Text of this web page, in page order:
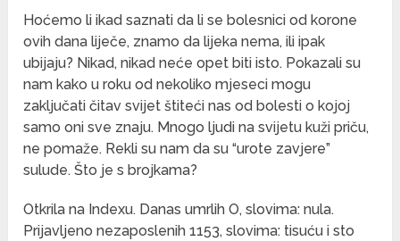
Hoćemo li ikad saznati da li se bolesnici od korone
ovih dana liječe, znamo da lijeka nema, ili ipak
ubijaju? Nikad, nikad neće opet biti isto. Pokazali su
nam kako u roku od nekoliko mjeseci mogu
zaključati čitav svijet štiteći nas od bolesti o kojoj
samo oni sve znaju. Mnogo ljudi na svijetu kuži priču,
ne pomaže. Rekli su nam da su “urote zavjere”
sulude. Što je s brojkama?
Otkrila na Indexu. Danas umrlih O, slovima: nula.
Prijavljeno nezaposlenih 1153, slovima: tisuću i sto